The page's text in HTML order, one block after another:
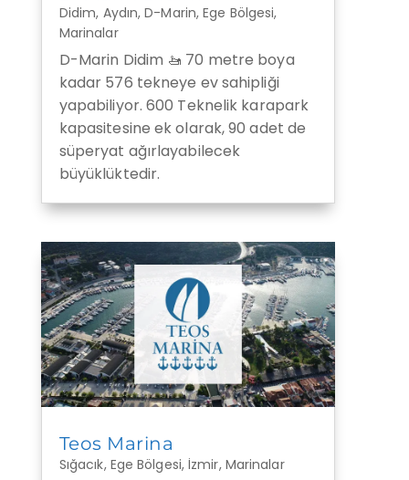
Didim, Aydın,D-Marin,Ege Bölgesi,
Marinalar
D-Marin Didim 🚤 70 metre boya
kadar 576 tekneye ev sahipliği
yapabiliyor. 600 Teknelik karapark
kapasitesine ek olarak, 90 adet de
süperyat ağırlayabilecek
büyüklüktedir.
Teos Marina
Sığacık, Ege Bölgesi,İzmir, Marinalar